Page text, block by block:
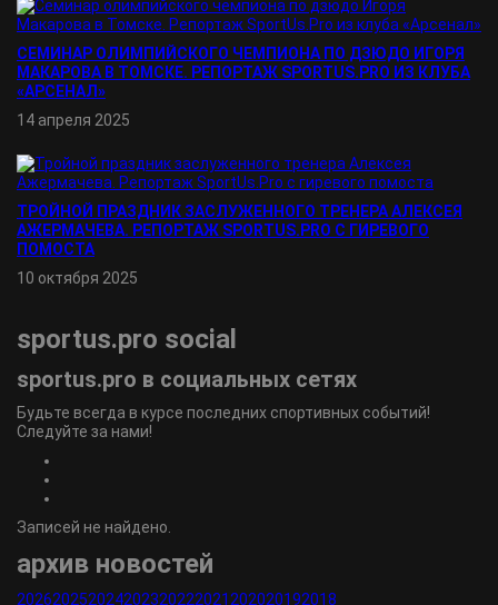
СЕМИНАР ОЛИМПИЙСКОГО ЧЕМПИОНА ПО ДЗЮДО ИГОРЯ
МАКАРОВА В ТОМСКЕ. РЕПОРТАЖ SPORTUS.PRO ИЗ КЛУБА
«АРСЕНАЛ»
14 апреля 2025
ТРОЙНОЙ ПРАЗДНИК ЗАСЛУЖЕННОГО ТРЕНЕРА АЛЕКСЕЯ
АЖЕРМАЧЕВА. РЕПОРТАЖ SPORTUS.PRO С ГИРЕВОГО
ПОМОСТА
10 октября 2025
sportus.pro social
sportus.pro в социальных сетях
Будьте всегда в курсе последних спортивных событий!
Следуйте за нами!
Записей не найдено.
архив новостей
202620252024202320222021 202020192018